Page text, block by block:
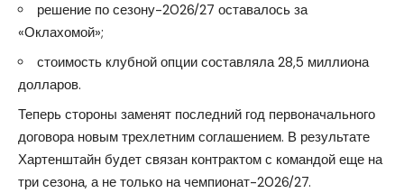
решение по сезону-2026/27 оставалось за
«Оклахомой»;
стоимость клубной опции составляла 28,5 миллиона
долларов.
Теперь стороны заменят последний год первоначального
договора новым трехлетним соглашением. В результате
Хартенштайн будет связан контрактом с командой еще на
три сезона, а не только на чемпионат-2026/27.